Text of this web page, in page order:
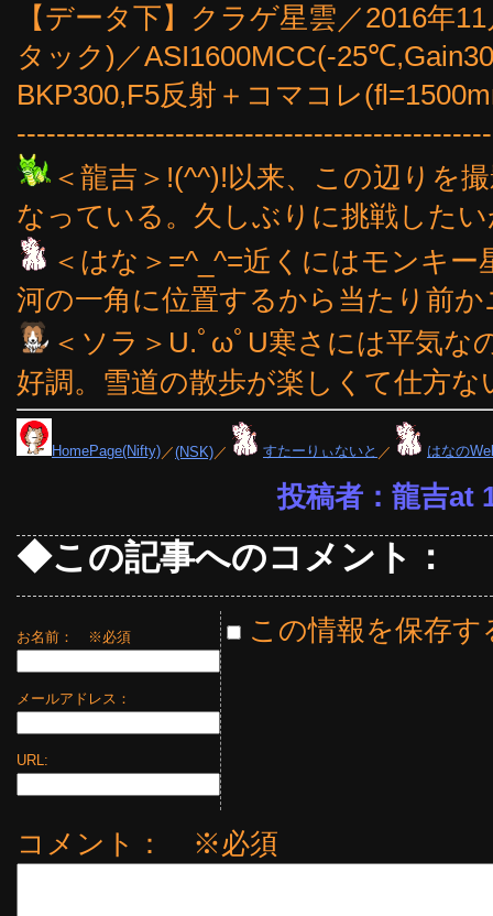
【データ下】クラゲ星雲／2016年
タック)／ASI1600MCC(-
BKP300,F5反射＋コマコレ
＜龍吉＞!(^^)!以来、この辺りを
なっている。久しぶりに挑戦した
＜はな＞=^_^=近くにはモンキ
河の一角に位置するから当たり前
＜ソラ＞U.ﾟωﾟU寒さには平気な
好調。雪道の散歩が楽しくて仕方
HomePage(Nifty) ／(NSK) ／ すたーりぃないと ／ はなの
投稿者：龍吉at
◆この記事へのコメント：
お名前： ※必須
メールアドレス：
URL:
この情報を保存す
コメント： ※必須